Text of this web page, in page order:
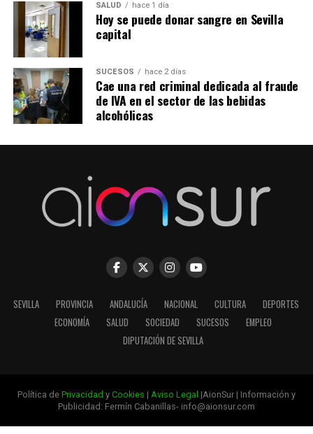
SALUD hace 1 día
Hoy se puede donar sangre en Sevilla
capital
SUCESOS hace 2 días
Cae una red criminal dedicada al fraude
de IVA en el sector de las bebidas
alcohólicas
SEVILLA PROVINCIA ANDALUCÍA NACIONAL CULTURA
DEPORTES
ECONOMÍA
SALUD SOCIEDAD SUCESOS
EMPLEO
DIPUTACIÓN DE SEVILLA
Política de Privacidad y Cookies | Aviso Legal |AionSur | Información y
Publicidad: Fermín Cabanillas- info@aionsur.com